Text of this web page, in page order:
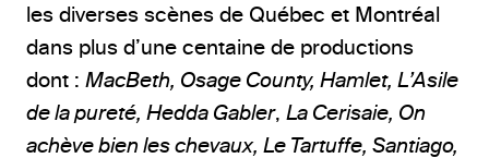
les diverses scènes de Québec et Montréal
dans plus d’une centaine de productions
dont : MacBeth, Osage County, Hamlet, L’Asile
de la pureté, Hedda Gabler, La Cerisaie, On
achève bien les chevaux, Le Tartuffe, Santiago,